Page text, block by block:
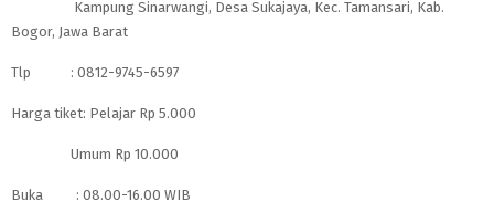
Kampung Sinarwangi, Desa Sukajaya, Kec. Tamansari, Kab.
Bogor, Jawa Barat
Tlp : 0812-9745-6597
Harga tiket: Pelajar Rp 5.000
Umum Rp 10.000
Buka : 08.00-16.00 WIB